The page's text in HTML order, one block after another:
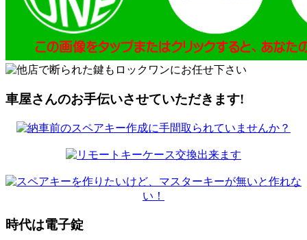
車屋さんのお手伝いさせていただきます!
時代は電子錠